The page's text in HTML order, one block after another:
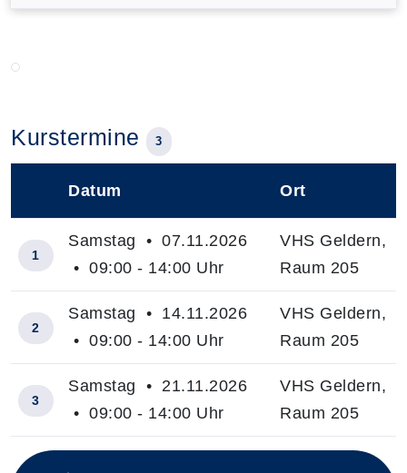
Kurstermine 3
Insgesamt gibt es 3 Termine zum diesen Kurs
Datum Ort
1
Samstag • 07.11.2026
• 09:00 - 14:00 Uhr
VHS Geldern,
Raum 205
2
Samstag • 14.11.2026
• 09:00 - 14:00 Uhr
VHS Geldern,
Raum 205
3
Samstag • 21.11.2026
• 09:00 - 14:00 Uhr
VHS Geldern,
Raum 205